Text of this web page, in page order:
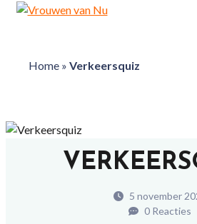
Home» Verkeersquiz
5 november
0 Reacties